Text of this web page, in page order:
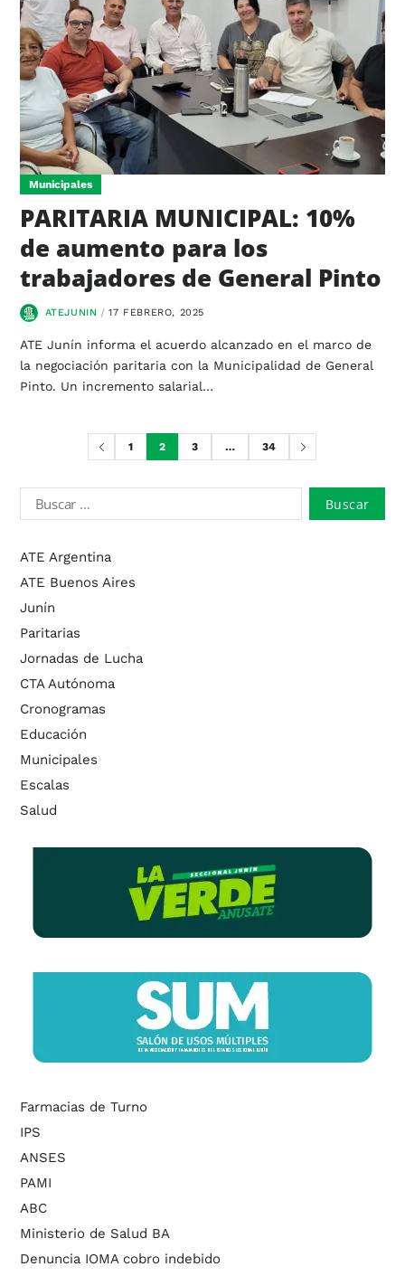
Municipales
PARITARIA MUNICIPAL: 10%
de aumento para los
trabajadores de General Pinto
ATEJUNIN 17 FEBRERO, 2025
ATE Junín informa el acuerdo alcanzado en el marco de
la negociación paritaria con la Municipalidad de General
Pinto. Un incremento salarial…
1 2 3 … 34
ATE Argentina
ATE Buenos Aires
Junín
Paritarias
Jornadas de Lucha
CTA Autónoma
Cronogramas
Educación
Municipales
Escalas
Salud
Farmacias de Turno
IPS
ANSES
PAMI
ABC
Ministerio de Salud BA
Denuncia IOMA cobro indebido